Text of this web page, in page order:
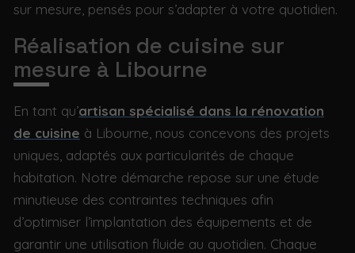
sur mesure, pensés pour s’adapter à votre quotidien.
Réalisation de cuisine sur
mesure à Libourne
En tant qu’artisan spécialisé dans la rénovation
de cuisine à Libourne, nous concevons des projets
uniques, adaptés aux particularités de chaque
habitation. Notre démarche repose sur une étude
minutieuse des contraintes techniques afin
d’optimiser l’implantation des équipements et de
garantir une utilisation fluide au quotidien. Chaque